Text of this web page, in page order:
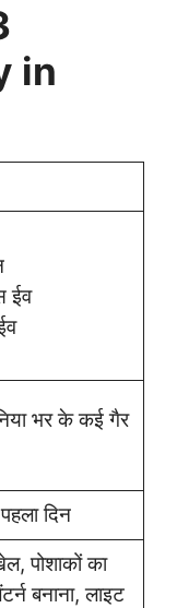
in
ईव
भर के कई गैर
दिन
पोशाकों का
बनाना, लाइट